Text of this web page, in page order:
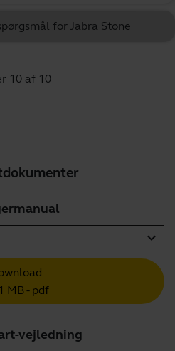
for Jabra Stone
10 af 10
expand_more
MB - pdf
vejledning